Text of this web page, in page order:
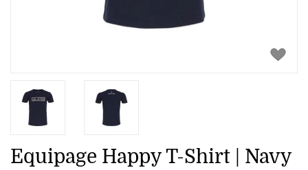
Equipage Happy T-Shirt | Navy